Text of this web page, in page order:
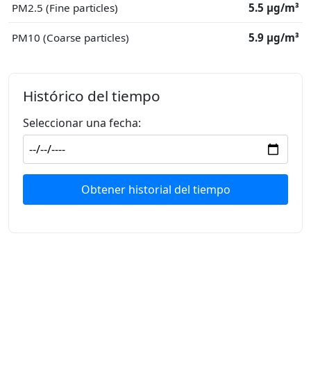
PM2.5 (Fine particles) 5.5 μg/m³
PM10 (Coarse particles) 5.9 μg/m³
Histórico del tiempo
Seleccionar una fecha:
Obtener historial del tiempo